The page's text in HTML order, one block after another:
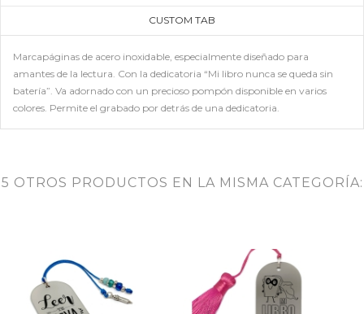
CUSTOM TAB
Marcapáginas de acero inoxidable, especialmente diseñado para
amantes de la lectura. Con la dedicatoria “Mi libro nunca se queda sin
batería”. Va adornado con un precioso pompón disponible en varios
colores. Permite el grabado por detrás de una dedicatoria.
5 OTROS PRODUCTOS EN LA MISMA CATEGORÍA: